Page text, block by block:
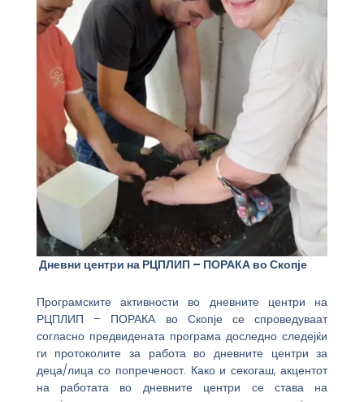
Дневни центри на РЦПЛИП – ПОРАКА во Скопје
Програмските активности во дневните центри на
РЦПЛИП – ПОРАКА во Скопје се спроведуваат
согласно предвидената програма доследно следејќи
ги протоколите за работа во дневните центри за
деца/лица со попреченост. Како и секогаш, акцентот
на работата во дневните центри се става на